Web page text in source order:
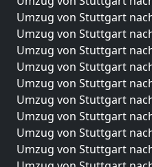
Umzug von Stuttgart
Umzug von Stuttgart
Umzug von Stuttgart
Umzug von Stuttgart
Umzug von Stuttgart
Umzug von Stuttgart
Umzug von Stuttgart
Umzug von Stuttgart
Umzug von Stuttgart